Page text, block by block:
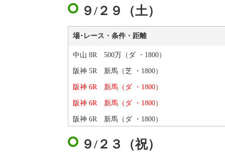
９/２９（土）
場･レース・条件・距離
中山 8R 500万（ダ ・1800）
阪神 5R 新馬（芝 ・1800）
阪神 6R 新馬（ダ ・1800）
阪神 6R 新馬（ダ ・1800）
阪神 6R 新馬（ダ ・1800）
９/２３（祝）